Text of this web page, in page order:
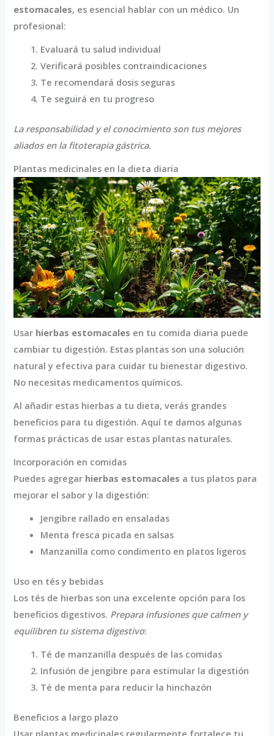
estomacales, es esencial hablar con un médico. Un
profesional:
Evaluará tu salud individual
Verificará posibles contraindicaciones
Te recomendará dosis seguras
Te seguirá en tu progreso
La responsabilidad y el conocimiento son tus mejores
aliados en la fitoterapia gástrica.
Plantas medicinales en la dieta diaria
Usar hierbas estomacales en tu comida diaria puede
cambiar tu digestión. Estas plantas son una solución
natural y efectiva para cuidar tu bienestar digestivo.
No necesitas medicamentos químicos.
Al añadir estas hierbas a tu dieta, verás grandes
beneficios para tu digestión. Aquí te damos algunas
formas prácticas de usar estas plantas naturales.
Incorporación en comidas
Puedes agregar hierbas estomacales a tus platos para
mejorar el sabor y la digestión:
Jengibre rallado en ensaladas
Menta fresca picada en salsas
Manzanilla como condimento en platos ligeros
Uso en tés y bebidas
Los tés de hierbas son una excelente opción para los
beneficios digestivos. Prepara infusiones que calmen y
equilibren tu sistema digestivo:
Té de manzanilla después de las comidas
Infusión de jengibre para estimular la digestión
Té de menta para reducir la hinchazón
Beneficios a largo plazo
Usar plantas medicinales regularmente fortalece tu